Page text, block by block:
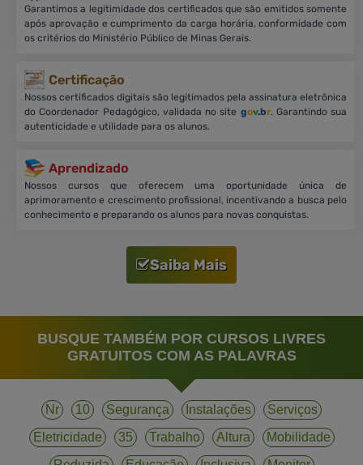
Garantimos a legitimidade dos certificados que são emitidos somente
após aprovação e cumprimento da carga horária, conformidade com
os critérios do Ministério Público de Minas Gerais.
Certificação
Nossos certificados digitais são legitimados pela assinatura eletrônica
do Coordenador Pedagógico, validada no site gov.br. Garantindo sua
autenticidade e utilidade para os alunos.
Aprendizado
Nossos cursos que oferecem uma oportunidade única de
aprimoramento e crescimento profissional, incentivando a busca pelo
conhecimento e preparando os alunos para novas conquistas.
Saiba Mais
BUSQUE TAMBÉM POR CURSOS LIVRES
GRATUITOS COM AS PALAVRAS
Nr 10 Segurança Instalações
Serviços
Eletricidade
35 Trabalho Altura
Mobilidade